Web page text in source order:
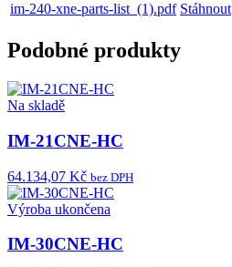
im-240-xne-parts-list_(1).pdf Stáhnout
Podobné produkty
Na skladě
IM-21CNE-HC
64.134,07 Kč bez DPH
Výroba ukončena
IM-30CNE-HC